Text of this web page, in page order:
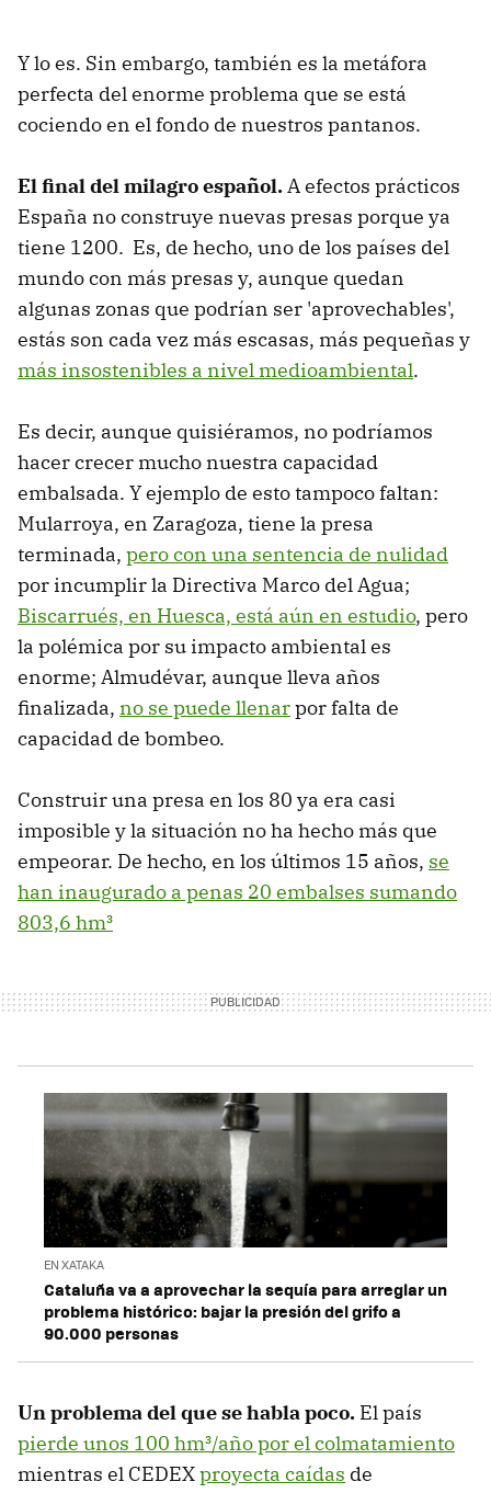
Y lo es. Sin embargo, también es la metáfora
perfecta del enorme problema que se está
cociendo en el fondo de nuestros pantanos.
El final del milagro español.A efectos prácticos
España no construye nuevas presas porque ya
tiene 1200. Es, de hecho, uno de los países del
mundo con más presas y, aunque quedan
algunas zonas que podrían ser 'aprovechables',
estás son cada vez más escasas, más pequeñas y
más insostenibles a nivel medioambiental.
Es decir, aunque quisiéramos, no podríamos
hacer crecer mucho nuestra capacidad
embalsada. Y ejemplo de esto tampoco faltan:
Mularroya, en Zaragoza, tiene la presa
terminada, pero con una sentencia de nulidad
por incumplir la Directiva Marco del Agua;
Biscarrués, en Huesca, está aún en estudio, pero
la polémica por su impacto ambiental es
enorme; Almudévar, aunque lleva años
finalizada, no se puede llenarpor falta de
capacidad de bombeo.
Construir una presa en los 80 ya era casi
imposible y la situación no ha hecho más que
empeorar. De hecho, en los últimos 15 años, se
han inaugurado a penas 20 embalses sumando
803,6 hm³
EN XATAKA
Cataluña va a aprovechar la sequía para arreglar un
problema histórico: bajar la presión del grifo a
90.000 personas
Un problema del que se habla poco. El país
pierde unos 100 hm³/año por el colmatamiento
mientras el CEDEXproyecta caídas de